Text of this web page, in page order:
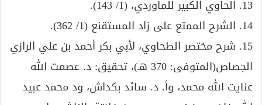
13. الحاوي الكبير للماوردي، (1/ 143).
14. الشرح الممتع على زاد المستقنع (1/ 362).
15. شرح مختصر الطحاوي، لأبي بكر أحمد بن علي الرازي
الجصاص(المتوفى: 370 هـ)، تحقيق: د. عصمت الله
عنايت الله محمد، وأ. د. سائد بكداش، ود محمد عبيد